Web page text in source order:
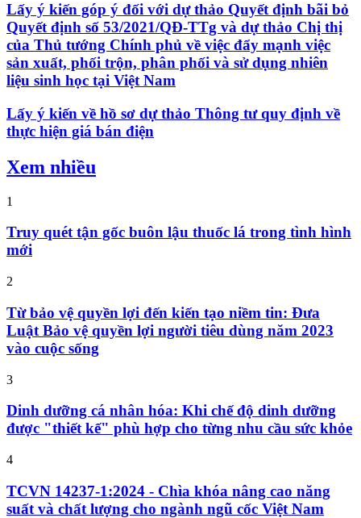
Lấy ý kiến góp ý đối với dự thảo Quyết định bãi bỏ
Quyết định số 53/2021/QĐ-TTg và dự thảo Chị thị
của Thủ tướng Chính phủ về việc đẩy mạnh việc
sản xuất, phối trộn, phân phối và sử dụng nhiên
liệu sinh học tại Việt Nam
Lấy ý kiến về hồ sơ dự thảo Thông tư quy định về
thực hiện giá bán điện
Xem nhiều
1
Truy quét tận gốc buôn lậu thuốc lá trong tình hình
mới
2
Từ bảo vệ quyền lợi đến kiến tạo niềm tin: Đưa
Luật Bảo vệ quyền lợi người tiêu dùng năm 2023
vào cuộc sống
3
Dinh dưỡng cá nhân hóa: Khi chế độ dinh dưỡng
được "thiết kế" phù hợp cho từng nhu cầu sức khỏe
4
TCVN 14237-1:2024 - Chìa khóa nâng cao năng
suất và chất lượng cho ngành ngũ cốc Việt Nam